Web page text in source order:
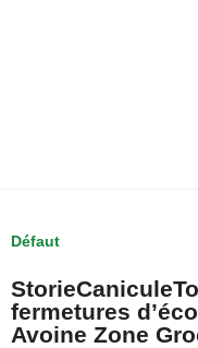
Défaut
fermetures
Avoine Zone